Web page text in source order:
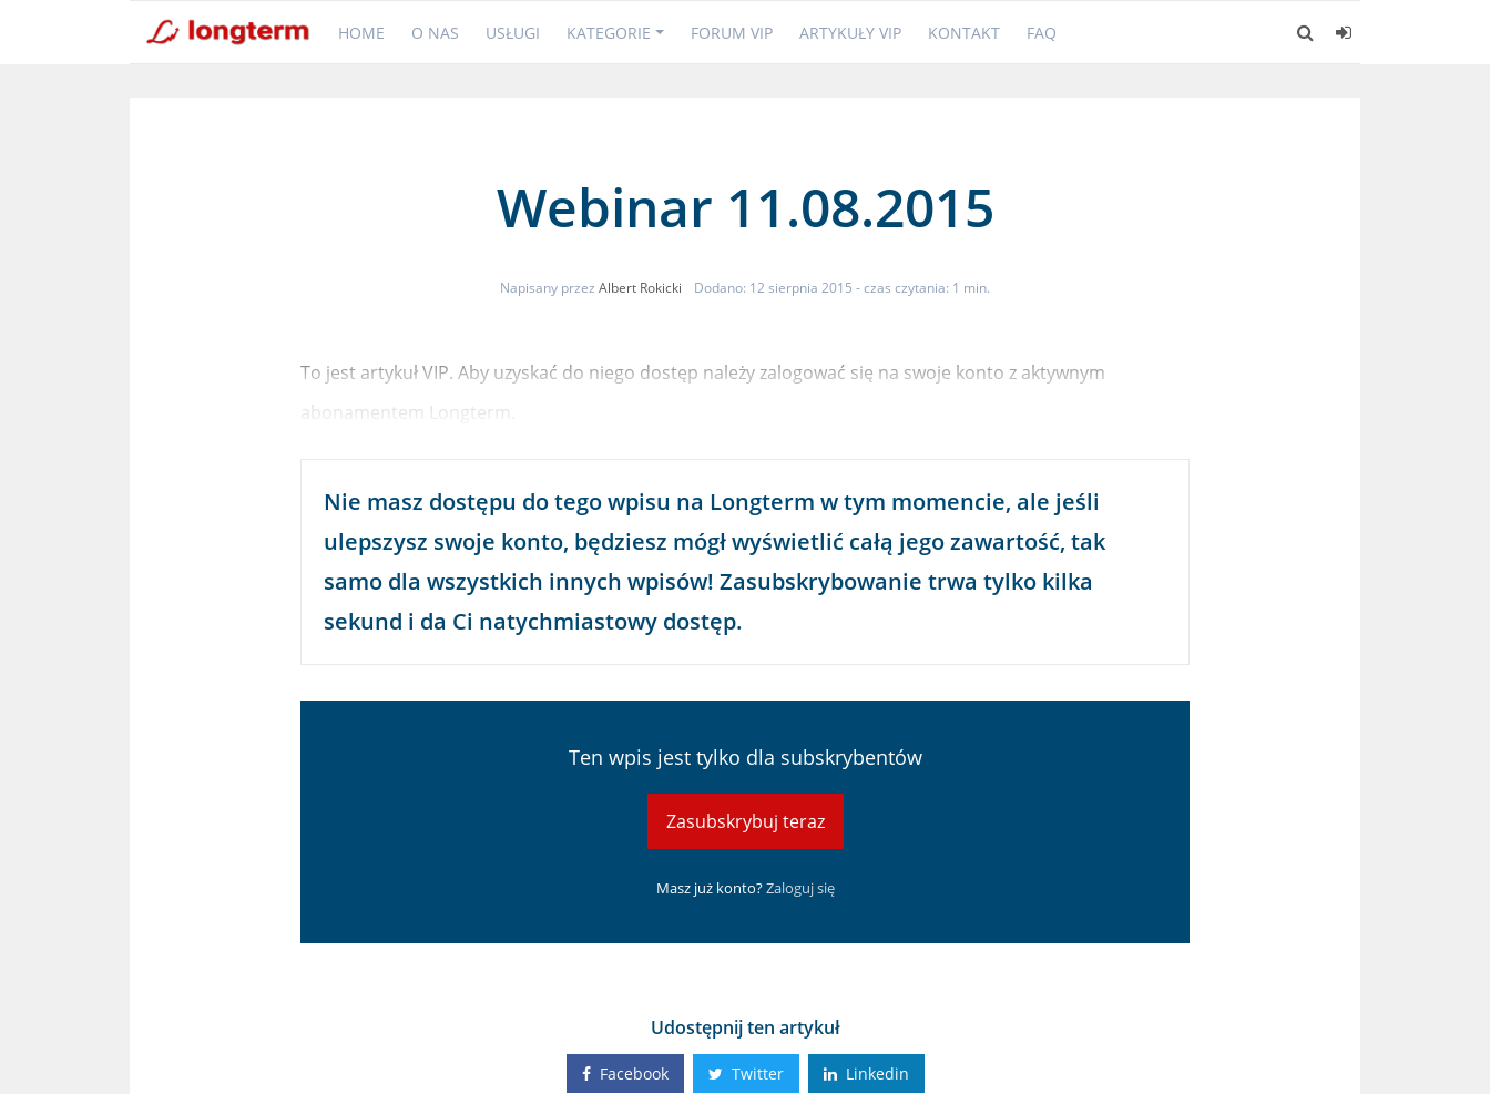
HOME O NAS USŁUGI KATEGORIE FORUM VIP ARTYKUŁY VIP KONTAKT FAQ
Webinar 11.08.2015
Napisany przez Albert Rokicki Dodano: 12 sierpnia 2015 - czas czytania: 1 min.
To jest artykuł VIP. Aby uzyskać do niego dostęp należy zalogować się na swoje konto z aktywnym
abonamentem Longterm.
Nie masz dostępu do tego wpisu na Longterm w tym momencie, ale jeśli
ulepszysz swoje konto, będziesz mógł wyświetlić całą jego zawartość, tak
samo dla wszystkich innych wpisów! Zasubskrybowanie trwa tylko kilka
sekund i da Ci natychmiastowy dostęp.
Ten wpis jest tylko dla subskrybentów
Zasubskrybuj teraz
Masz już konto?Zaloguj się
Udostępnij ten artykuł
Facebook Twitter Linkedin